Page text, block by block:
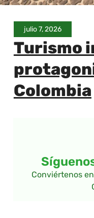
julio 7, 2026
Turismo
Colombia
Conviértenos